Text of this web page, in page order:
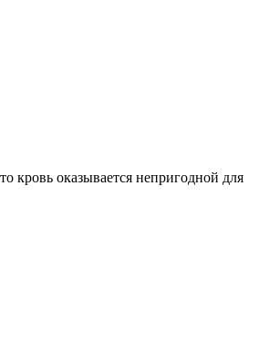
кровь оказывается непригодной для